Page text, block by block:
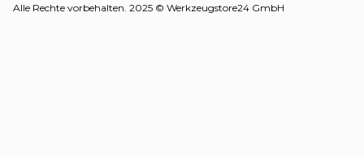
Alle Rechte vorbehalten. 2025 © Werkzeugstore24 GmbH